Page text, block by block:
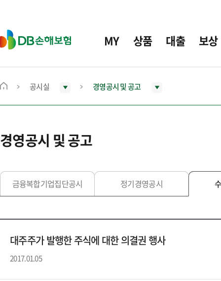
D
B
보
MY 상품 대출 보상
메
으
로
동
공시실 경영공시 및 공고
경영공시 및 공고
금융복합기업집단공시 정기경영공시
대주주가 발행한 주식에 대한 의결권 행사
2017.01.05